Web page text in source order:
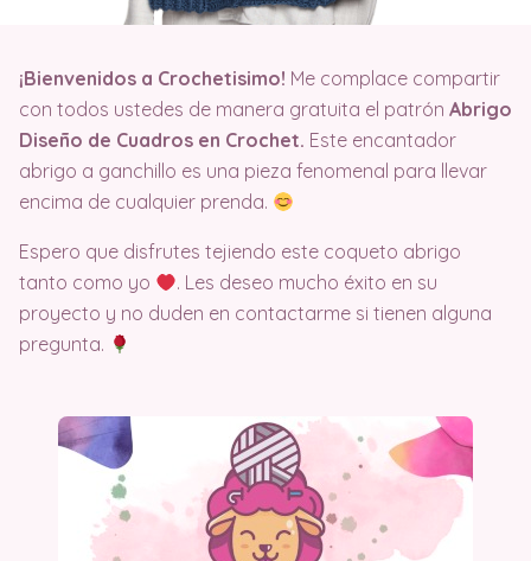
¡Bienvenidos a Crochetisimo! Me complace compartir
con todos ustedes de manera gratuita el patrón Abrigo
Diseño de Cuadros en Crochet. Este encantador
abrigo a ganchillo es una pieza fenomenal para llevar
encima de cualquier prenda.
Espero que disfrutes tejiendo este coqueto abrigo
tanto como yo
. Les deseo mucho éxito en su
proyecto y no duden en contactarme si tienen alguna
pregunta.